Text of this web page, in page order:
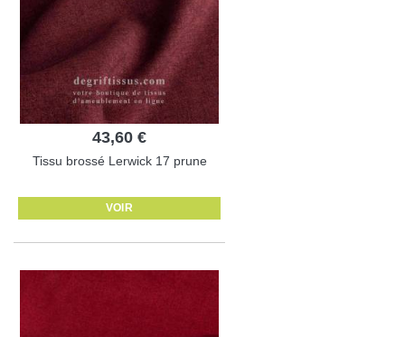
43,60 €
Tissu brossé Lerwick 17 prune
VOIR